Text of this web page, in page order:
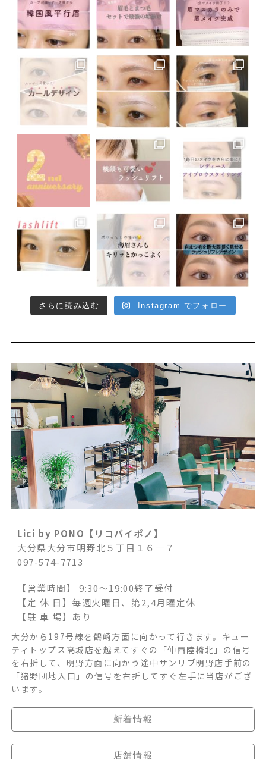
さらに読み込む Instagram でフォロー
Lici by PONO【リコバイポノ】
大分県大分市明野北５丁目１６―７
097-574-7713
【営業時間】 9:30～19:00終了受付
【定 休 日】毎週火曜日、第2,4月曜定休
【駐 車 場】 あり
大分から197号線を鶴崎方面に向かって行きます。キュー
ティトップス高城店を越えてすぐの「仲西陸橋北」の信号
を右折して、明野方面に向かう途中サンリブ明野店手前の
「猪野団地入口」の信号を右折してすぐ左手に当店がござ
います。
新着情報
店舗情報